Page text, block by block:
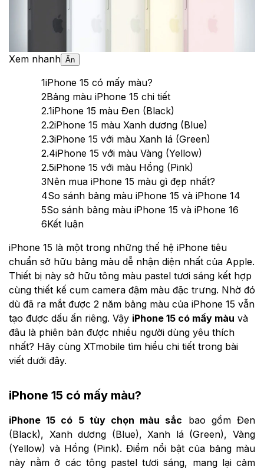
Xem nhanh Ẩn
1iPhone 15 có mấy màu?
2Bảng màu iPhone 15 chi tiết
2.1iPhone 15 màu Đen (Black)
2.2iPhone 15 màu Xanh dương (Blue)
2.3iPhone 15 với màu Xanh lá (Green)
2.4iPhone 15 với màu Vàng (Yellow)
2.5iPhone 15 với màu Hồng (Pink)
3Nên mua iPhone 15 màu gì đẹp nhất?
4So sánh bảng màu iPhone 15 và iPhone 14
5So sánh bảng màu iPhone 15 và iPhone 16
6Kết luận
iPhone 15 là một trong những thế hệ iPhone tiêu
chuẩn sở hữu bảng màu dễ nhận diện nhất của Apple.
Thiết bị này sở hữu tông màu pastel tươi sáng kết hợp
cùng thiết kế cụm camera đậm màu đặc trưng. Nhờ đó
dù đã ra mắt được 2 năm bảng màu của iPhone 15 vẫn
tạo được dấu ấn riêng. Vậy iPhone 15 có mấy màu và
đâu là phiên bản được nhiều người dùng yêu thích
nhất? Hãy cùng XTmobile tìm hiểu chi tiết trong bài
viết dưới đây.
iPhone 15 có mấy màu?
iPhone 15 có 5 tùy chọn màu sắc bao gồm Đen
(Black), Xanh dương (Blue), Xanh lá (Green), Vàng
(Yellow) và Hồng (Pink). Điểm nổi bật của bảng màu
này nằm ở các tông pastel tươi sáng, mang lại cảm